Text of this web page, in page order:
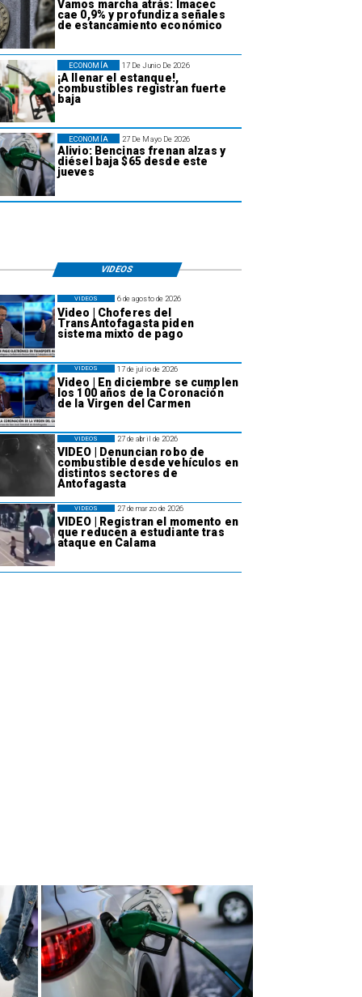
Vamos marcha atrás: Imacec
cae 0,9% y profundiza señales
de estancamiento económico
17 De Junio De 2026
¡A llenar el estanque!,
combustibles registran fuerte
baja
ECONOMÍA
27 De Mayo De 2026
Alivio: Bencinas frenan alzas y
diésel baja $65 desde este
jueves
ECONOMÍA
VIDEOS
6 de agosto de 2026
Video | Choferes del
TransAntofagasta piden
sistema mixto de pago
VIDEOS
17 de julio de 2026
Video | En diciembre se cumplen
los 100 años de la Coronación
de la Virgen del Carmen
VIDEOS
27 de abril de 2026
VIDEO | Denuncian robo de
combustible desde vehículos en
distintos sectores de
Antofagasta
VIDEOS
27 de marzo de 2026
VIDEO | Registran el momento en
que reducen a estudiante tras
ataque en Calama
VIDEOS